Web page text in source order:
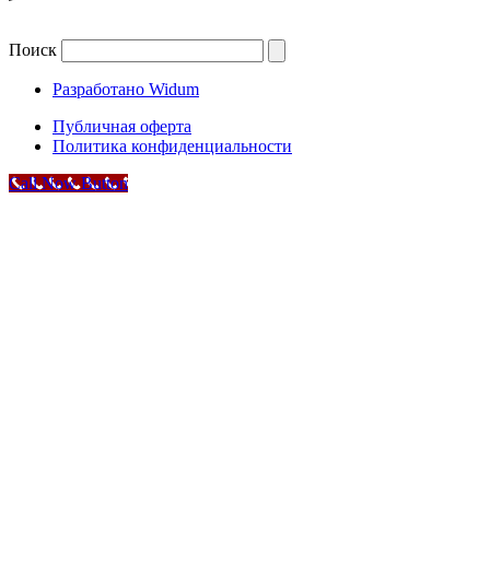
Поиск
Разработано Widum
Публичная оферта
Политика конфиденциальности
Call Now Button